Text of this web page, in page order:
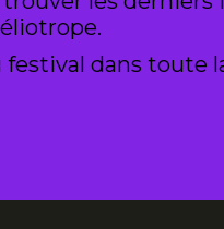
dans toute